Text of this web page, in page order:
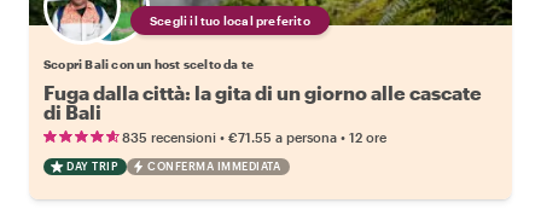
Scegli il tuo local preferito
Scopri Bali con un host scelto da te
Fuga dalla città: la gita di un giorno alle cascate
di Bali
835 recensioni • €71.55 a persona • 12 ore
DAY TRIP CONFERMA IMMEDIATA